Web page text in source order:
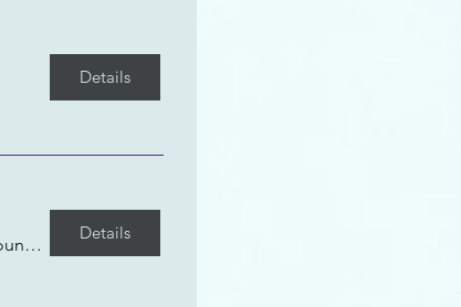
Details
domicil · Bar Lounge · Live Music Venue
Details